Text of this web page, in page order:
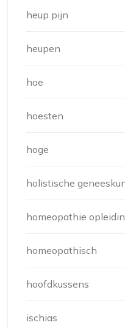
heup pijn
heupen
hoe
hoesten
hoge
holistische
homeopathie
homeopathisch
hoofdkussens
ischias